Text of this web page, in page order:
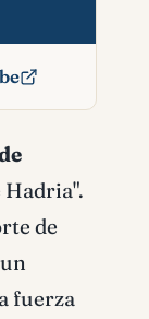
Hadria".
de
fuerza